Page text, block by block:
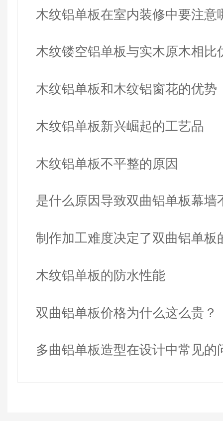
别
木纹铝单板在室内装修中要注意
题？
木纹镂空铝单板与实木原木相比
哪些…
木纹铝单板和木纹铝窗花的优势
木纹铝单板新兴崛起的工艺品
木纹铝单板不平整的原因
是什么原因导致双曲铝单板幕墙
呢？
制作加工难度决定了双曲铝单板
木纹铝单板的防水性能
双曲铝单板价格为什么这么贵？
多曲铝单板造型在设计中常见的